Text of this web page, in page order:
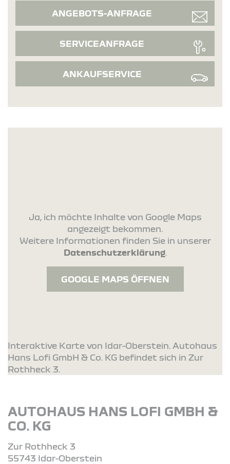
ANGEBOTS-ANFRAGE
SERVICEANFRAGE
ANKAUFSERVICE
Ja, ich möchte Inhalte von Google Maps
angezeigt bekommen.
Weitere Informationen finden Sie in unserer
Datenschutzerklärung.
GOOGLE MAPS ÖFFNEN
Interaktive Karte von Idar-Oberstein. Autohaus
Hans Lofi GmbH & Co. KG befindet sich in Zur
Rothheck 3.
AUTOHAUS HANS LOFI GMBH &
CO. KG
Zur Rothheck 3
55743 Idar-Oberstein